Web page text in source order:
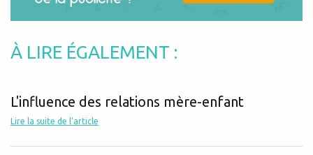
À LIRE ÉGALEMENT :
L'influence des relations mère-enfant
Lire la suite de l'article